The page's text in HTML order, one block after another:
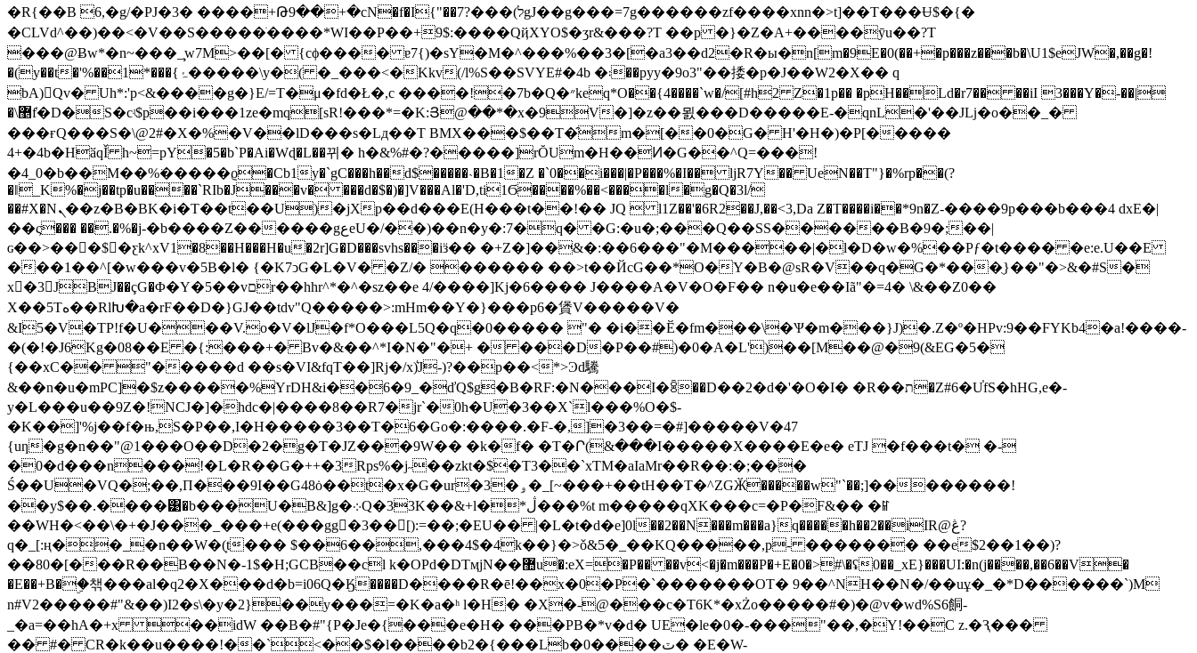
�R{��B 6,�g/�PJ�3� ����+Թ9��+�cN�f�I{"��ל)���?7gJ��g���=7g������zf����xnn�>t]��T���Ʉ$�{�
�CLVd^��)��<�V��S�����ֹ����*WI��P��+9$:����QҋXYO$�ӡr&���?T ��p �}�Z�A+����ӯu��?T
���@Ƀw*�n~���_̧w7M>��[� {cϕ���� ɐ7{)�sY�M�^���%��3�[�a3��d2�R�ы�n[m�9E�0(��+�p���z���b�\U1$eJW�,��g�!
�(y��t�'%��1*���{ۂ�����\y�( �_���<�Kkv(/l%S��SVYE#�4b �܃��pyy�9o3"��捼�p�J��W2�X�� q
bA)􋬙Qv� Uh*:'p<&����g�}E/=T�μ�fd�Ł�,c ����!�7b�Q�״keq*O��{4����`w�/[#h2 Z�1p�� �pH��Ld�r7�� ��iI 3���Y�-��|
�\޵f̒�D�S�cʵ$p��i���1ze�mq[sR!���*=�K:Յ@��*�x�9V�]�z��묈���D�����E-�qnL�'��Jǈ�o��_�
���ғQ���S�\@2#�X�%�V��lD���s�Lд��T BMX���$��T�̑m�[��0�G� H'�H�)�P[�����
4+�4b�HӑqǏ h~=pY�5�b`P�Ai�Wɖ�L��뀌� h�&%#�?�����]rŎUm�H��Ͷ�G��^Q=���!
�4_0�b��M��%͘�����ϱ�Cb1y�`gC���h��d$�����˴�B�1�Z �`0��i���|�P���%�I�� ljR7Y�� UeN��T"}�%rp��(?
�ǁ_K%�j��tp�u����`RIb�J���v� ���d�$�)�]V���Al�'D,ti1Ϭ����%��<����l�g�Q�3l/
��#X�Nܢ��z�B�BK�i�T��t��U)�jXp��d���E(H���t��!�� ЈQ  l1Z��'�6R2��J,��<3,Da Z�T����i��*9n�Ζ-����9p���b���4 dxE�|
��ς��� ��.�%�j-�b����Z������gعeU�/��)��n�y�:7�q� �G:�u�;���Q��SS������B�9�;��|
ɢ��>��𖘿�$�ƹk^xV1�8��H���H�u�2r]G�D���svhs���iӟ�� �+Z�]��&�:��6���"�M�����|�l�D�w�%��Pƒ�t���� �e:e.U��E
���1��^[�w���v�5B�l� {�K7ͻG�L�V� �Z/� ������ ��>t��ЙcG��*O�Y�B�@sR�V��q�G�*���ֻ}��"�>&�#S�
x�3JBJ��çG�Φ�Y�5��vםr��hhr^*�^�sz��e 4/����]Kj�6���� J����A�V�O�F�� n�u�e��Iã"�=4� \&��Z0��
X��5Tە��RlԽ�a�rF��D�}GJ��tdv"Q�����>:mHm��Y�}���p6�賲V�����V�
&I5�V�TP!f�U���V.o�V�lJ�f*O���L5Q�q�0����� "� �i��Ӗ�fm���\�Ѱ�m���}J)�.Z�º�HPv:9��FYKb4�a!����-
�(�!�J6Kg�08��E �{:���+� Bv�&��^*I�N�"�+ � ���D�P��#)�0�A�L')��[M��@�9(&EG�5�
{��xC�� "�����d ��s�VI&fqT��]Rj�/x)͛J-)?��p��<*>Ͽd驣
&��n�u�mPC]�$z�����%YrDH&i��6�9_�ďQ$g�B�RF:�N���I�ꌲ��D��2�d�'�O�I� �R��ת�Z#6�U֓fS�hHG,e�-
y�L���u��9Z�!NCJ�]�hdc�|����8��R7�jr`�0h�U�3��X`l���%O�$-
�K��]'%j��f�њ,S�P��,I�H�����3��T�6�Go�:����.�F-�,]�3��=�#]�����V�47
{uƞ�g�n��"@1���O��D�2�g�T�JZ���9W�� �k�f� �T�Ր(&���I�����X����E�e� eTJ �f���t� �-
�0�d���n���!�L�R��G�++�3Rps%�j˶��zkt�$�T3��`xƬM�aIaMr��R��:�;���
Ś��U�VQ�;��,П���9I��G48ȯ��t�x�G�ur�3�ۅ�_[~���+��tH��T�^ZGӁ�����w"`��;]��������!
��y$��.����͹�b���U�B&]g�܀Q�33K��&+l�*ڷ���%t m�����qXK���c=�P�F&�� �ꈴ
��WH�<��\�+�J���_���+e(���gg�3��[):=��;�EU�� |�L�t�d�e]0l��2��N���m���a}q�����h��2��iIR@ڠ?
q�_[:ң��_�n��W�(͎t��� $��6��,���4$�4k��}�>ǒ&5�_��KQ�����,p- ������� ��e$2��1��)?
��80�[���R��B��N�-1$�H;GCB��cl k�OPd�DTӎjN��޺u�:eX=�P�� ��v<�j�m���P�+E�0�>#\�ʢ0��_xE}���UI:�n(j����,��6��V�
�E��+B�ۣ�챆���al�q2�X���d�b=i06Q�Ӄ����D����R�ē!��x�0�P�`�������OT� 9��^NH��N�/��uұ�_�*D������`)M
n#V2�����#"&��)I2�s\�y�2}��y���=�K�a�ʰ l�H� �X�-@���c�T6K*�xŻo�����#�)�@v�wd%S6餇-
_�a=��hA�+x ��idW ��B�#"{P�Je�{���e�H� ���PB�*v�d� UE�le�0�-���"��,�Y!��C z.�Ԇ���
�� #� CR�k��u����!��`<��$�l����b2�{���Lb�0����ٽ� �E�W-